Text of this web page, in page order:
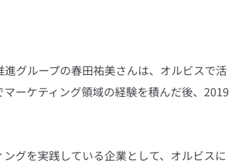
グループの春田祐美さんは、オルビスで活
ーケティング領域の経験を積んだ後、2019
グを実践している企業として、オルビスに